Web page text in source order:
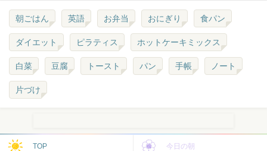
朝ごはん 英語 お弁当 おにぎり 食パン
ダイエット ピラティス ホットケーキミックス
白菜 豆腐 トースト パン 手帳 ノート
片づけ
TOP 今日の朝